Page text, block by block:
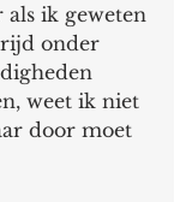
als ik geweten
onder
weet ik niet
door moet